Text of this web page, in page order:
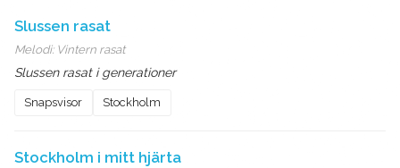
Slussen rasat
Melodi: Vintern rasat
Slussen rasat i generationer
Snapsvisor Stockholm
Stockholm i mitt hjärta